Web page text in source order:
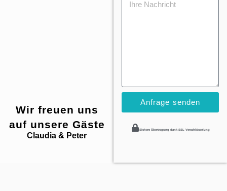
Wir freuen uns
auf unsere Gäste
Claudia & Peter
Anfrage senden
Sichere Übertragung dank SSL Verschlüsselung